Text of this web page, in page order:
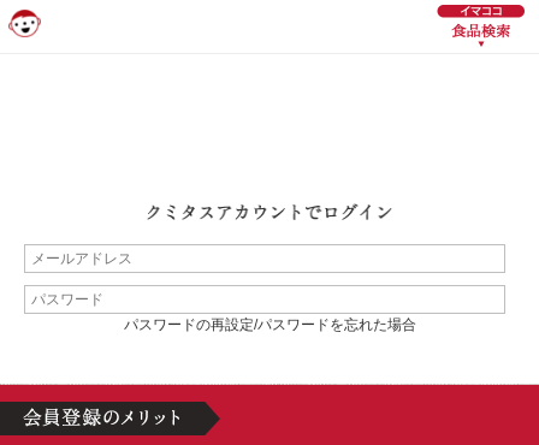
パスワードの再設定/パスワードを忘れた場合